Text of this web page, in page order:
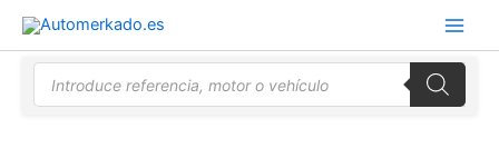
contenido
Búsqueda